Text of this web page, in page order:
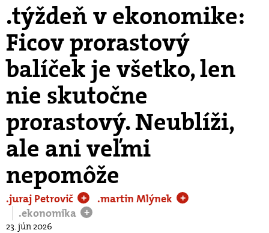
.týždeň v ekonomike:
Ficov prorastový
balíček je všetko, len
nie skutočne
prorastový. Neublíži,
ale ani veľmi
nepomôže
.juraj Petrovič + .martin Mlýnek +
.ekonomika +
23. jún 2026